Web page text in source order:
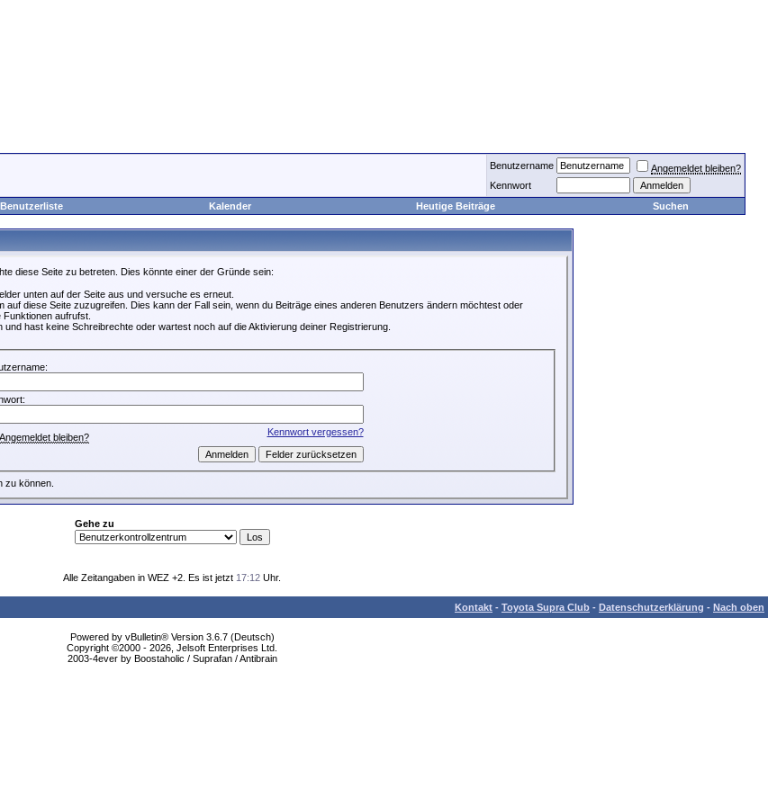
Benutzername
Angemeldet bleiben?
Kennwort
Benutzerliste Kalender Heutige Beiträge Suchen
diese Seite zu betreten. Dies könnte einer der Gründe sein:
unten auf der Seite aus und versuche es erneut.
auf diese Seite zuzugreifen. Dies kann der Fall sein, wenn du Beiträge eines anderen Benutzers ändern möchtest oder
aufrufst.
hast keine Schreibrechte oder wartest noch auf die Aktivierung deiner Registrierung.
Kennwort vergessen?
Angemeldet bleiben?
zu können.
Gehe zu
Alle Zeitangaben in WEZ +2. Es ist jetzt 17:12 Uhr.
Kontakt - Toyota Supra Club - Datenschutzerklärung - Nach oben
Powered by vBulletin® Version 3.6.7 (Deutsch)
Copyright ©2000 - 2026, Jelsoft Enterprises Ltd.
2003-4ever by Boostaholic / Suprafan / Antibrain